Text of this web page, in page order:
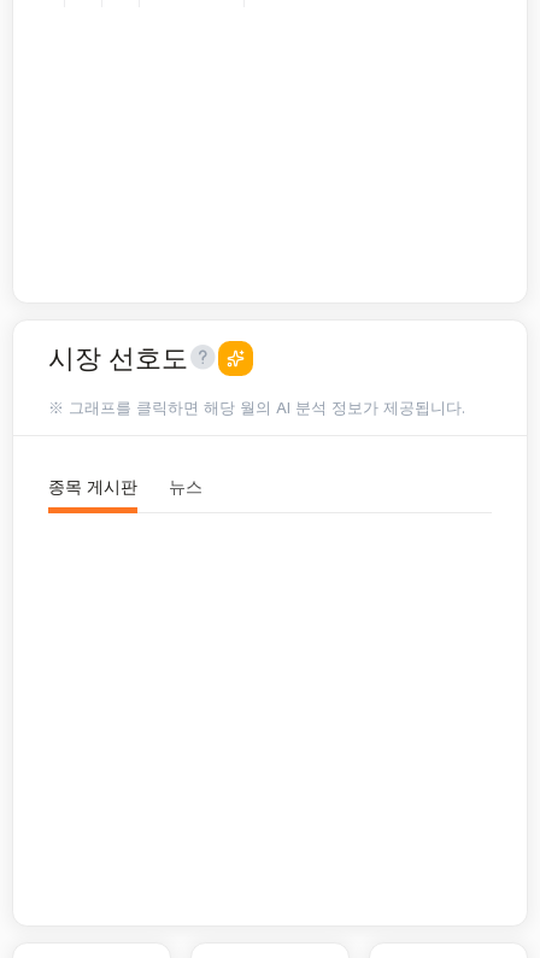
시장 선호도
※ 그래프를 클릭하면 해당 월의 AI 분석 정보가 제공됩니다.
종목 게시판 뉴스